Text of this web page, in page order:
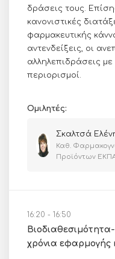
δράσεις τους.
κανονιστικές
φαρμακευτικής
αντενδείξεις, οι
αλληλεπιδράσεις
περιορισμοί.
Ομιλητές:
Σκαλτσά
Καθ.
Προϊόντων
16:20 - 16:50
χρόνια εφαρμογής